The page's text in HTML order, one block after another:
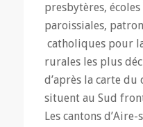
presbytères,
paroissiales,
catholiques pour
rurales les plus
d’après la carte du
situent au Sud
Les cantons